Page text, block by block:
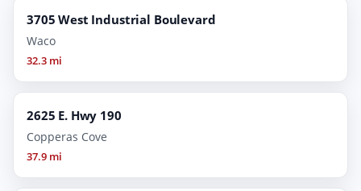
3705 West Industrial Boulevard
Waco
32.3 mi
2625 E. Hwy 190
Copperas Cove
37.9 mi